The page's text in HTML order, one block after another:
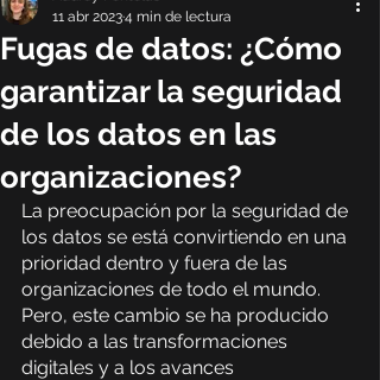
Fugas de datos: ¿Cómo
garantizar la seguridad
de los datos en las
organizaciones?
11 abr 20234 min de lectura
La preocupación por la seguridad de
los datos se está convirtiendo en una
prioridad dentro y fuera de las
organizaciones de todo el mundo.
Pero, este cambio se ha producido
debido a las transformaciones
digitales y a los avances